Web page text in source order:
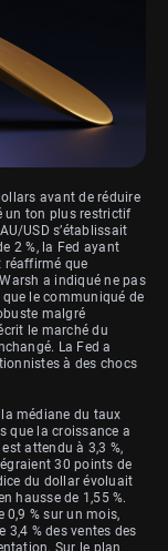
avant de réduire
un ton plus restrictif
USD s’établissait
2 %, la Fed ayant
réaffirmé que
a indiqué ne pas
le communiqué de
malgré
le marché du
La Fed a
à des chocs
médiane du taux
que la croissance a
attendu à 3,3 %,
30 points de
du dollar évoluait
hausse de 1,55 %.
0,9 % sur un mois,
3,4 % des ventes des